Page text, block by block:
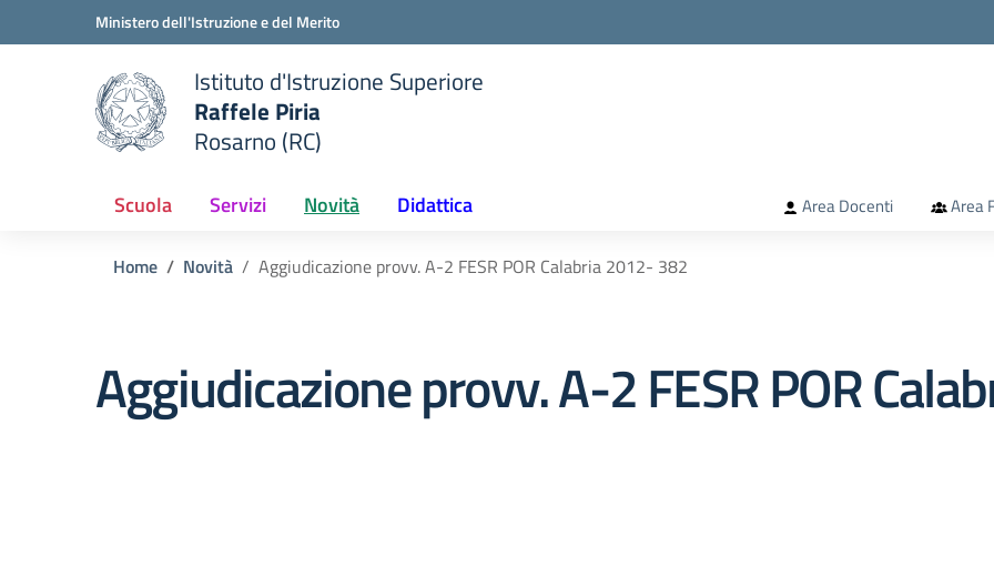
Ministero dell'Istruzione e del Merito
scuola
Istituto d'Istruzione Superiore
Raffele Piria
Rosarno (RC)
Scuola Servizi Novità Didattica Area Docenti Area
Home Novità Aggiudicazione provv. A-2 FESR POR Calabria 2012- 382
Aggiudicazione provv. A-2 FESR POR